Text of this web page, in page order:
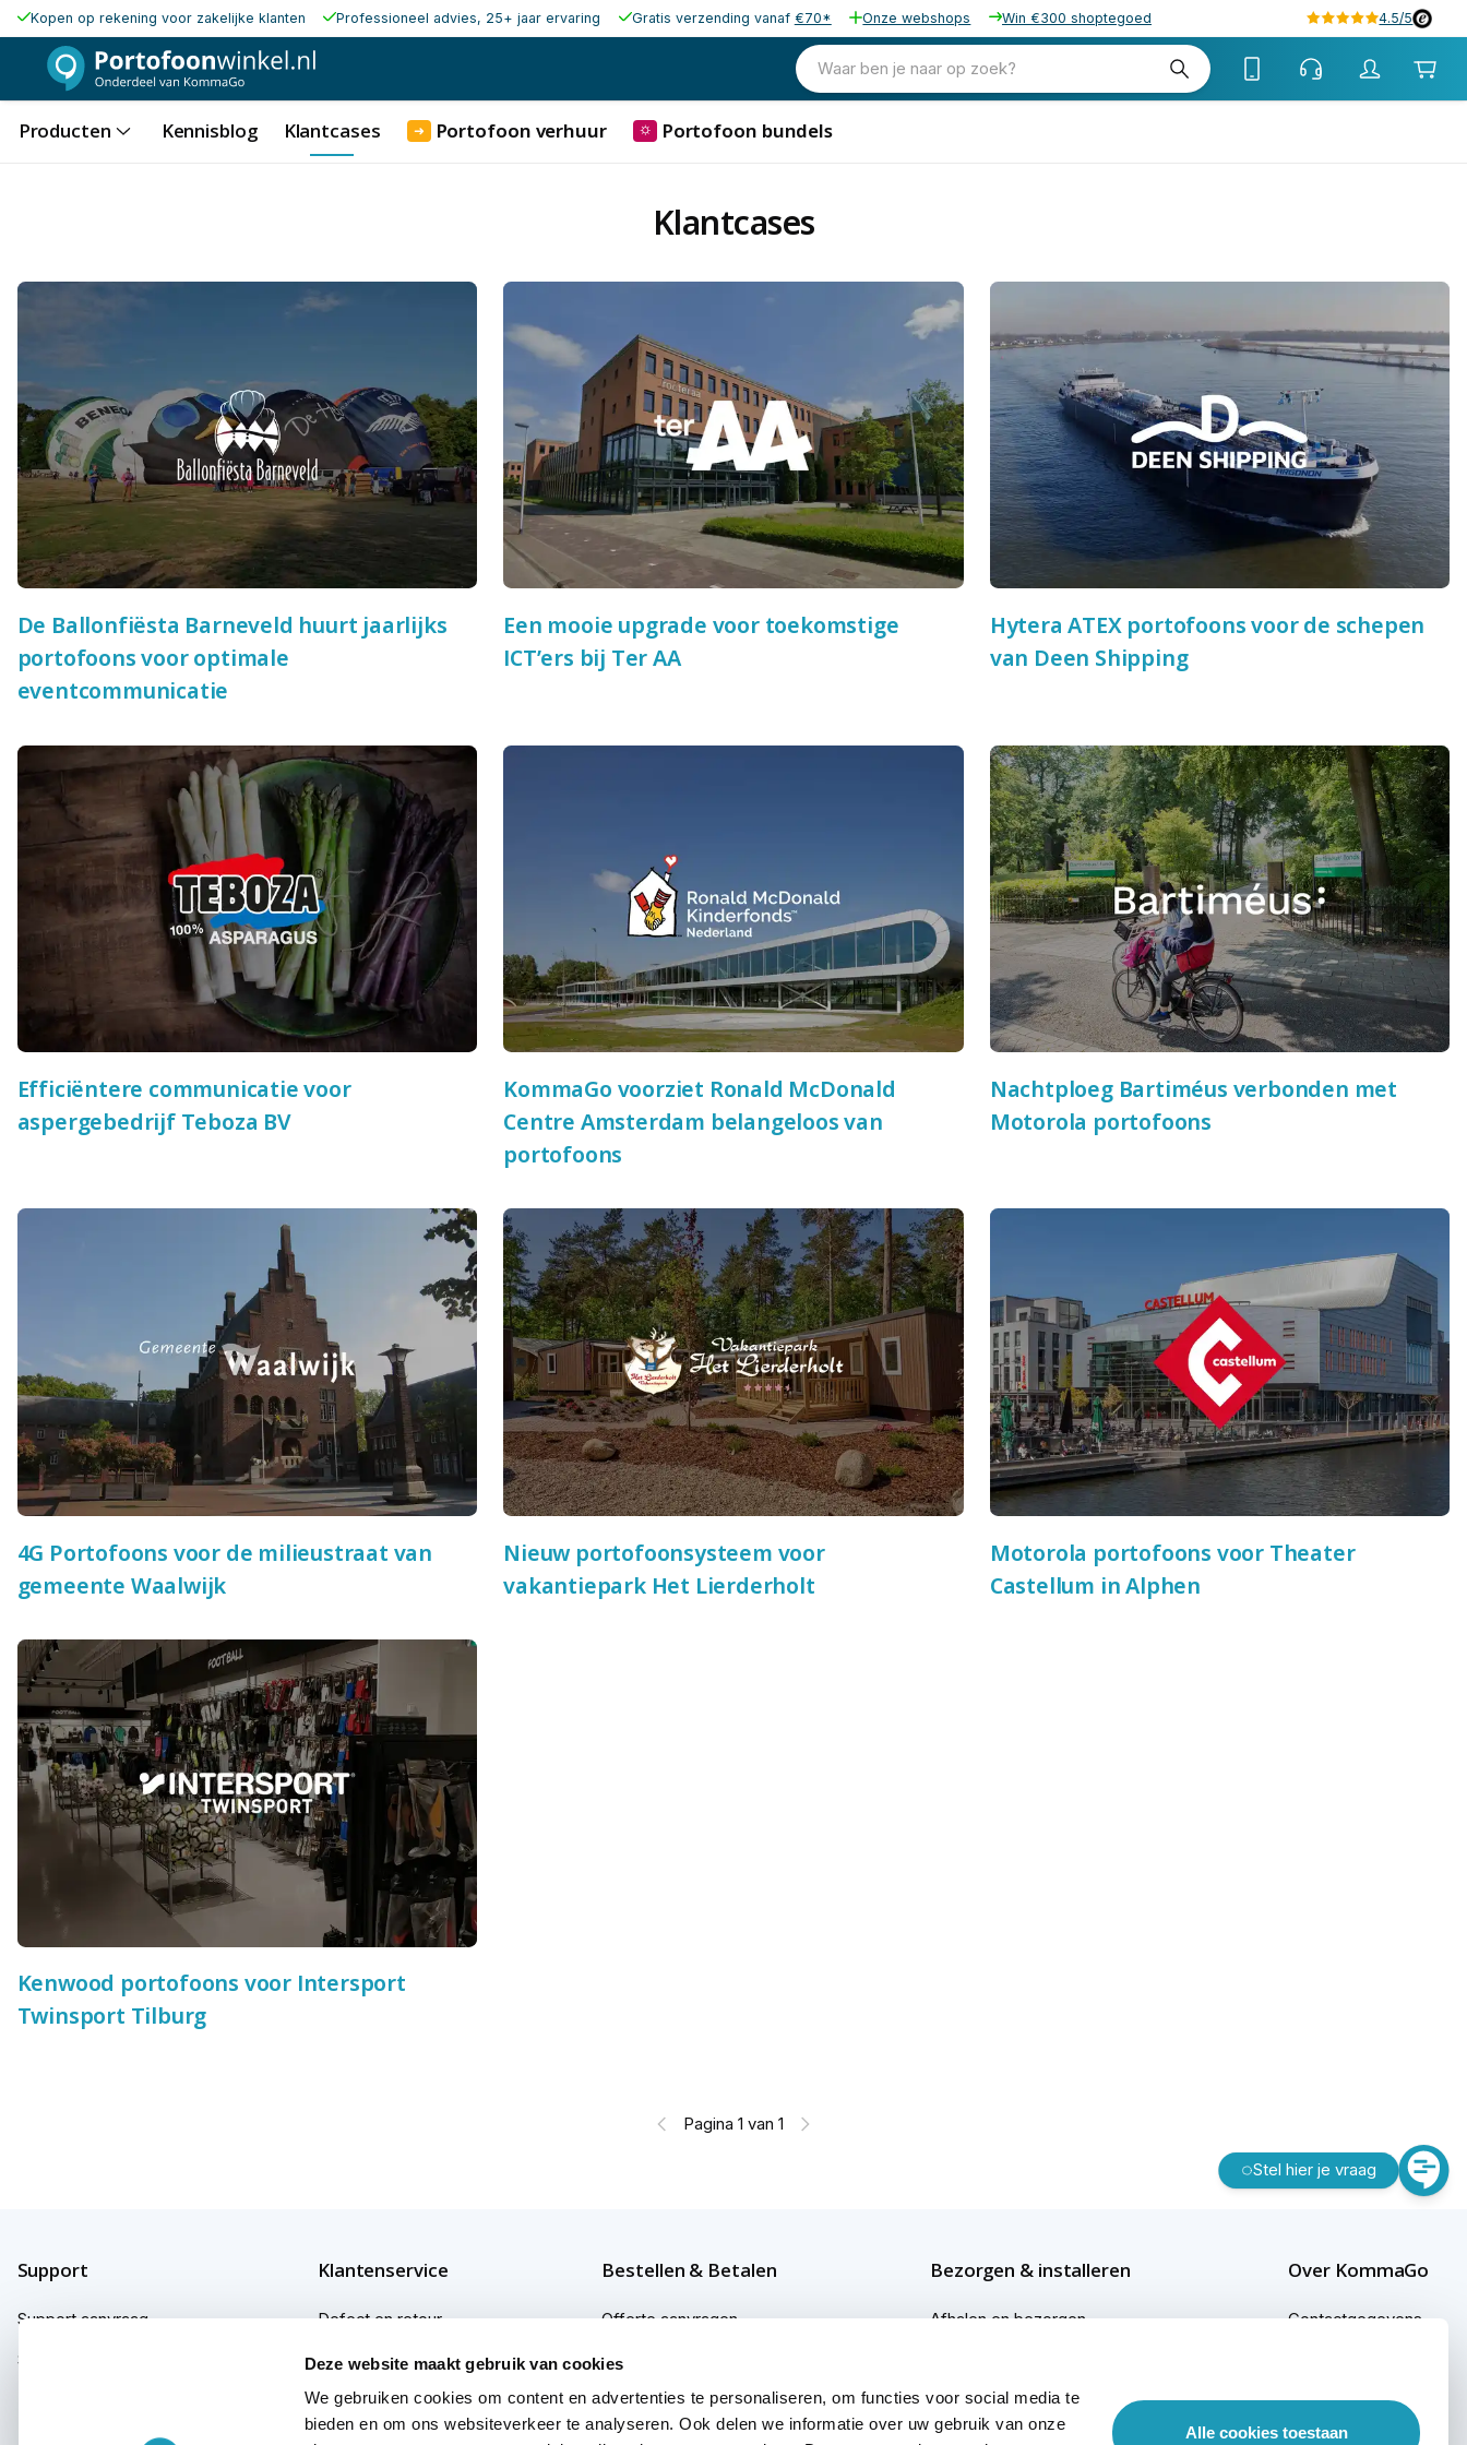
Deze website maakt gebruik van cookies
We gebruiken cookies om content en advertenties te personaliseren, om functies voor social media te
bieden en om ons websiteverkeer te analyseren. Ook delen we informatie over uw gebruik van onze
Alle cookies toestaan
Kopen op rekening voor zakelijke klanten Professioneel advies, 25+ jaar ervaring Gratis verzending vanaf €70* Onze webshops Win €300 shoptegoed 4.5/5
Waar ben je naar op zoek?
Producten Kennisblog Klantcases ➜ Portofoon verhuur ⛭ Portofoon bundels
Klantcases
De Ballonfiësta Barneveld huurt jaarlijks
portofoons voor optimale
eventcommunicatie
Een mooie upgrade voor toekomstige
ICT’ers bij Ter AA
Hytera ATEX portofoons voor de schepen
van Deen Shipping
Efficiëntere communicatie voor
aspergebedrijf Teboza BV
KommaGo voorziet Ronald McDonald
Centre Amsterdam belangeloos van
portofoons
Nachtploeg Bartiméus verbonden met
Motorola portofoons
4G Portofoons voor de milieustraat van
gemeente Waalwijk
Nieuw portofoonsysteem voor
vakantiepark Het Lierderholt
Motorola portofoons voor Theater
Castellum in Alphen
Kenwood portofoons voor Intersport
Twinsport Tilburg
Pagina 1 van 1
Stel hier je vraag
Support
Support aanvraag
Support fabrikanten
Klantenservice
Defect en retour
Garantie
Herroepingsrecht
Bestellen & Betalen
Offerte aanvragen
Bestellen
Betaalmogelijkheden
Afwijkende levertijden
Bezorgen & installeren
Afhalen en bezorgen
Bezorginformatie
Professional services
Over KommaGo
Contactgegevens
KommaGo duurzaam
Werken bij KommaGo